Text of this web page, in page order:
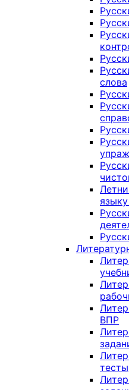
слова
ВПР
тесты